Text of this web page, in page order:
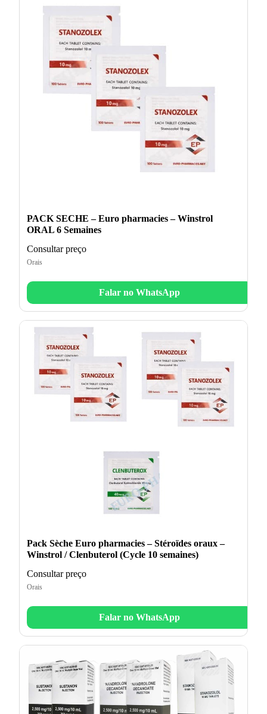
PACK SECHE – Euro pharmacies – Winstrol
ORAL 6 Semaines
Consultar preço
Orais
Falar no WhatsApp
Pack Sèche Euro pharmacies – Stéroïdes oraux –
Winstrol / Clenbuterol (Cycle 10 semaines)
Consultar preço
Orais
Falar no WhatsApp